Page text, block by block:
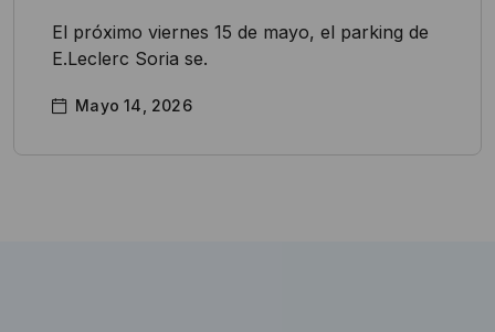
El próximo viernes 15 de mayo, el parking de
E.Leclerc Soria se.
Mayo 14, 2026